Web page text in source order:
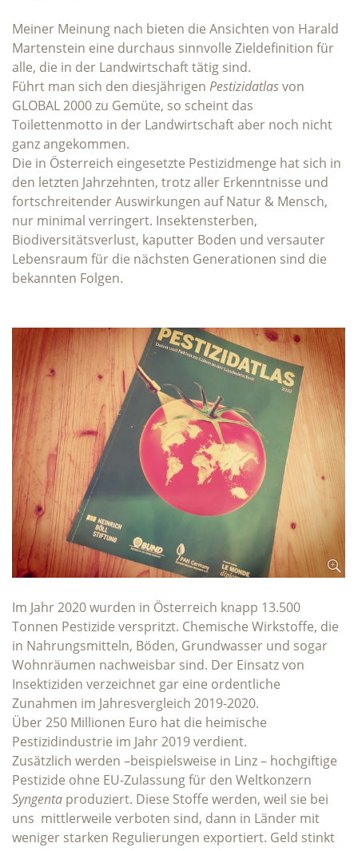
Meiner Meinung nach bieten die Ansichten von Harald
Martenstein eine durchaus sinnvolle Zieldefinition für
alle, die in der Landwirtschaft tätig sind.
Führt man sich den diesjährigen Pestizidatlasvon
GLOBAL 2000 zu Gemüte, so scheint das
Toilettenmotto in der Landwirtschaft aber noch nicht
ganz angekommen.
Die in Österreich eingesetzte Pestizidmenge hat sich in
den letzten Jahrzehnten, trotz aller Erkenntnisse und
fortschreitender Auswirkungen auf Natur & Mensch,
nur minimal verringert. Insektensterben,
Biodiversitätsverlust, kaputter Boden und versauter
Lebensraum für die nächsten Generationen sind die
bekannten Folgen.
Im Jahr 2020 wurden in Österreich knapp 13.500
Tonnen Pestizide verspritzt. Chemische Wirkstoffe, die
in Nahrungsmitteln, Böden, Grundwasser und sogar
Wohnräumen nachweisbar sind. Der Einsatz von
Insektiziden verzeichnet gar eine ordentliche
Zunahmen im Jahresvergleich 2019-2020.
Über 250 Millionen Euro hat die heimische
Pestizidindustrie im Jahr 2019 verdient.
Zusätzlich werden –beispielsweise in Linz – hochgiftige
Pestizide ohne EU-Zulassung für den Weltkonzern
Syngenta produziert. Diese Stoffe werden, weil sie bei
uns mittlerweile verboten sind, dann in Länder mit
weniger starken Regulierungen exportiert. Geld stinkt